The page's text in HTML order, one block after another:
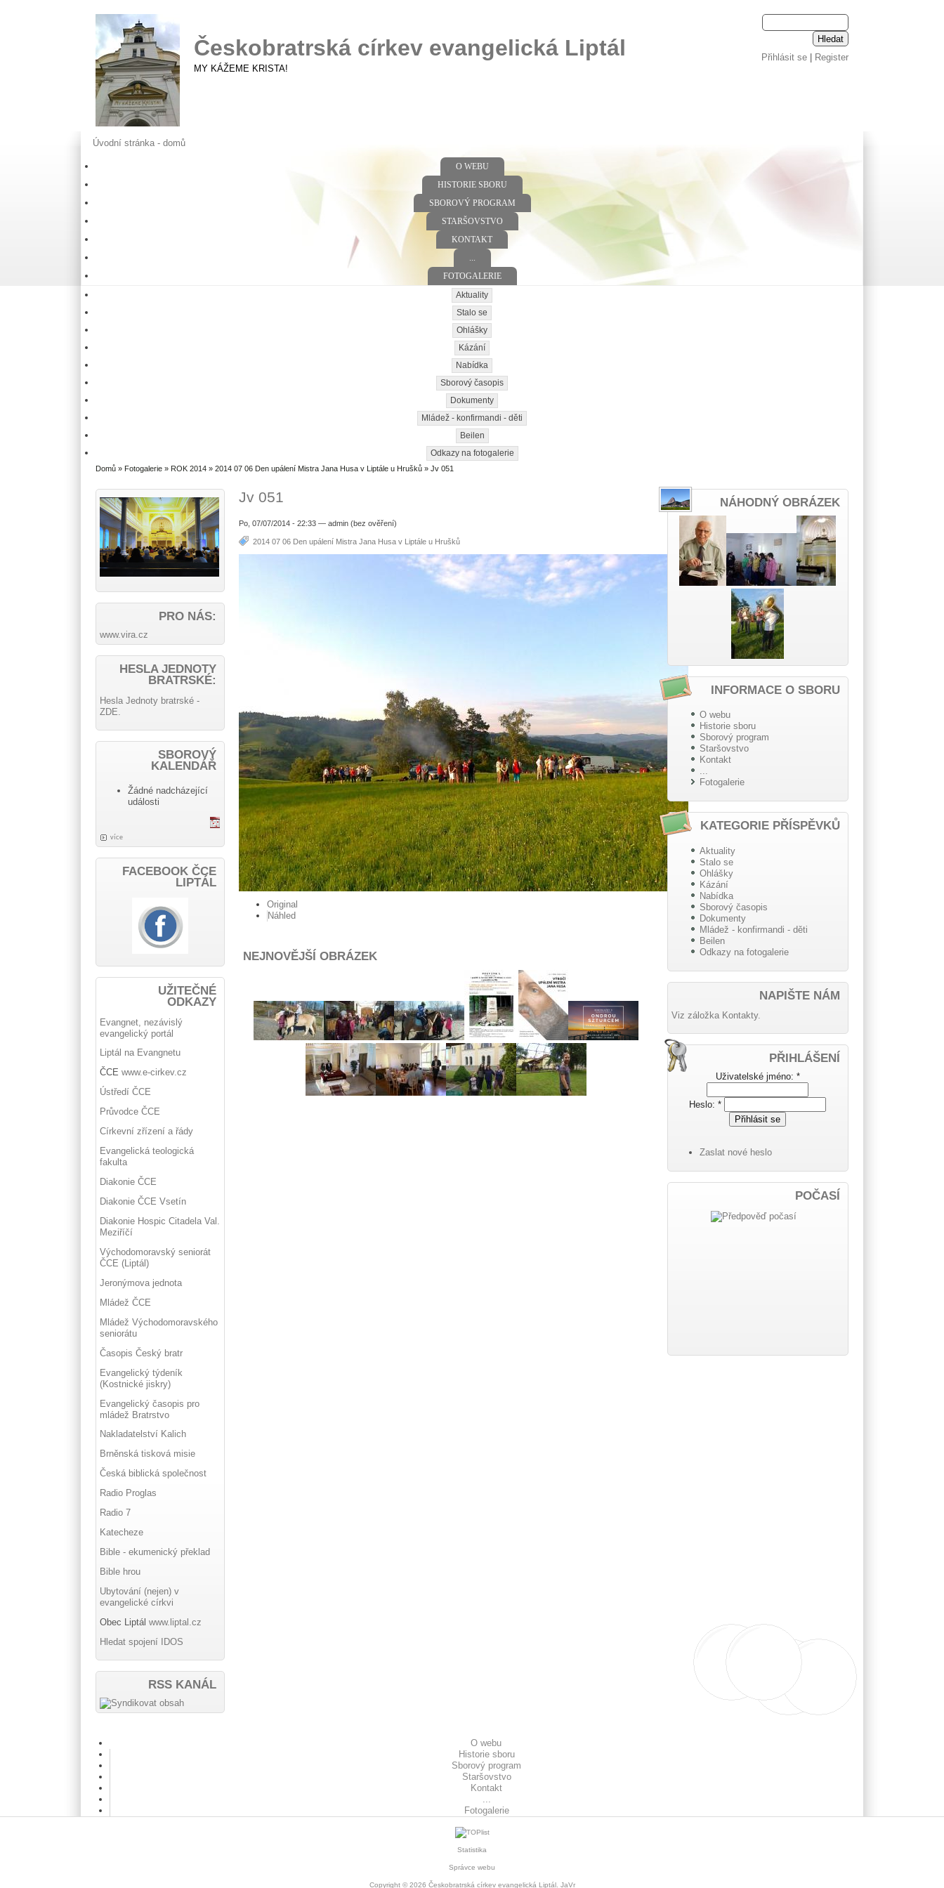
Přihlásit se| Register
Českobratrská církev evangelická Liptál
MY KÁŽEME KRISTA!
Úvodní stránka - domů
O WEBU
HISTORIE SBORU
SBOROVÝ PROGRAM
STARŠOVSTVO
KONTAKT
FOTOGALERIE
Aktuality
Stalo se
Ohlášky
Kázání
Nabídka
Sborový časopis
Dokumenty
Mládež - konfirmandi - děti
Beilen
Odkazy na fotogalerie
Domů » Fotogalerie » ROK 2014 »2014 07 06 Den upálení Mistra Jana Husa v Liptále u Hrušků » Jv 051
Jv 051
Po, 07/07/2014 - 22:33 — admin (bez ověření)
2014 07 06 Den upálení Mistra Jana Husa v Liptále u Hrušků
Original
Náhled
NEJNOVĚJŠÍ OBRÁZEK
PRO NÁS:
www.vira.cz
HESLA JEDNOTY
BRATRSKÉ:
Hesla Jednoty bratrské -
ZDE.
SBOROVÝ
KALENDÁŘ
Žádné nadcházející
události
více
FACEBOOK ČCE
LIPTÁL
UŽITEČNÉ
ODKAZY
Evangnet, nezávislý
evangelický portál
Liptál na Evangnetu
ČCEwww.e-cirkev.cz
Ústředí ČCE
Průvodce ČCE
Církevní zřízení a řády
Evangelická teologická
fakulta
Diakonie ČCE
Diakonie ČCE Vsetín
Diakonie Hospic Citadela Val.
Meziříčí
Východomoravský seniorát
ČCE (Liptál)
Jeronýmova jednota
Mládež ČCE
Mládež Východomoravského
seniorátu
Časopis Český bratr
Evangelický týdeník
(Kostnické jiskry)
Evangelický časopis pro
mládež Bratrstvo
Nakladatelství Kalich
Brněnská tisková misie
Česká biblická společnost
Radio Proglas
Radio 7
Katecheze
Bible - ekumenický překlad
Bible hrou
Ubytování (nejen) v
evangelické církvi
Obec Liptálwww.liptal.cz
Hledat spojení IDOS
RSS KANÁL
NÁHODNÝ OBRÁZEK
INFORMACE O SBORU
O webu
Historie sboru
Sborový program
Staršovstvo
Kontakt
Fotogalerie
KATEGORIE PŘÍSPĚVKŮ
Aktuality
Stalo se
Ohlášky
Kázání
Nabídka
Sborový časopis
Dokumenty
Mládež - konfirmandi - děti
Beilen
Odkazy na fotogalerie
NAPIŠTE NÁM
Viz záložka Kontakty.
PŘIHLÁŠENÍ
Uživatelské jméno: *
Heslo:*
Zaslat nové heslo
POČASÍ
O webu
Historie sboru
Sborový program
Staršovstvo
Kontakt
Fotogalerie
Statistika
Správce webu
Copyright © 2026 Českobratrská církev evangelická Liptál. JaVr